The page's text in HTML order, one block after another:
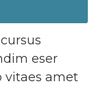
eser
vitaes amet